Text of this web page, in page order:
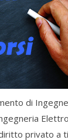
di
privato a